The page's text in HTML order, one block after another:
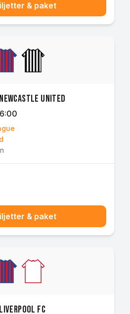
& paket
United
& paket
FC